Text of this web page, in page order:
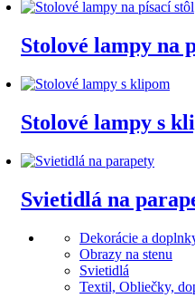
Stolové lampy na
Stolové lampy s
Svietidlá na
Dekorácie a
Obrazy na stenu
Svietidlá
Textil, Obliečky,